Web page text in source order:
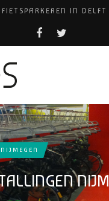
FIETSPARKEREN IN DELFT
PIZZERIA POMPEÏ ￼
DE MAGIE VAN FILM BIJ
NIJMEGEN